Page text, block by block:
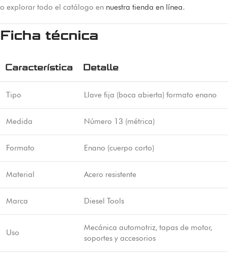
o explorar todo el catálogo en nuestra tienda en línea.
Ficha técnica
Característica Detalle
Tipo Llave fija (boca abierta) formato enano
Medida Número 13 (métrica)
Formato Enano (cuerpo corto)
Material Acero resistente
Marca Diesel Tools
Uso
Mecánica automotriz, tapas de motor,
soportes y accesorios